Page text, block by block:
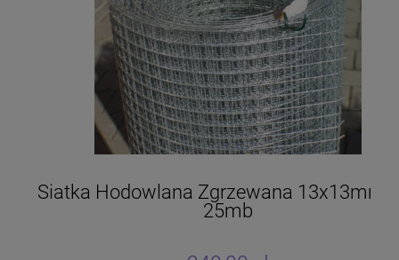
Siatka Hodowlana Zgrzewana 13x13mm/
25mb